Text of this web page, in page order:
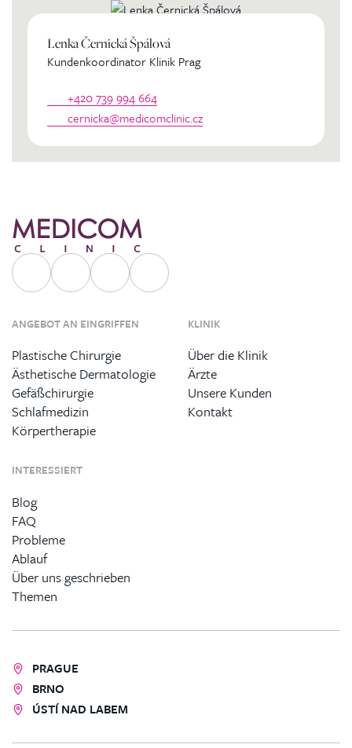
Lenka Černická Špálová
Kundenkoordinator Klinik Prag
+420 739 994 664
cernicka@medicomclinic.cz
ANGEBOT AN EINGRIFFEN
Plastische Chirurgie
Ästhetische Dermatologie
Gefäßchirurgie
Schlafmedizin
Körpertherapie
KLINIK
Über die Klinik
Ärzte
Unsere Kunden
Kontakt
INTERESSIERT
Blog
FAQ
Probleme
Ablauf
Über uns geschrieben
Themen
PRAGUE
BRNO
ÚSTÍ NAD LABEM